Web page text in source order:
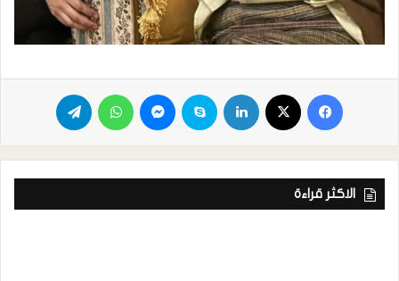
الاكثر قراءة